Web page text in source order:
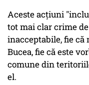
Aceste acţiuni
tot mai clar crime
inacceptabile, fie că
Bucea, fie că este
comune din
el.